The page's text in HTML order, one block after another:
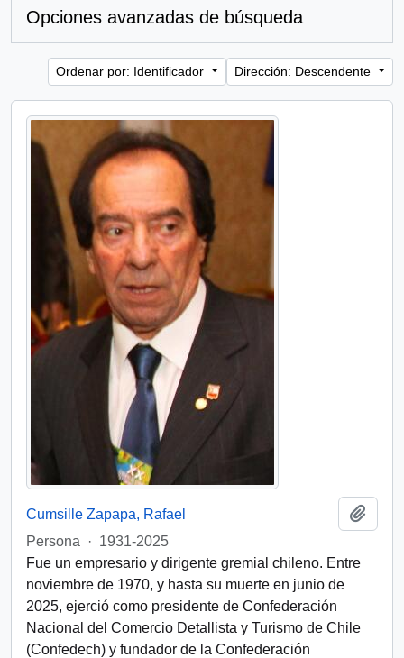
Opciones avanzadas de búsqueda
Ordenar por: Identificador Dirección: Descendente
Cumsille Zapapa, Rafael
Persona
· 1931-2025
Fue un empresario y dirigente gremial chileno. Entre
noviembre de 1970, y hasta su muerte en junio de
2025, ejerció como presidente de Confederación
Nacional del Comercio Detallista y Turismo de Chile
(Confedech) y fundador de la Confederación